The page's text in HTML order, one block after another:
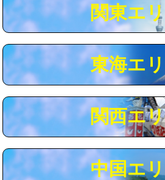
マス交換（深さ50㎝未満）
マス交換（深さ50㎝以上）
コンクリート斫り（厚さ10㎝まで）
コンクリート斫り（厚さ10㎝超え）
モルタル補修（厚さ10㎝まで）
追加人工
関東エ
東海エ
関西エ
中国エ